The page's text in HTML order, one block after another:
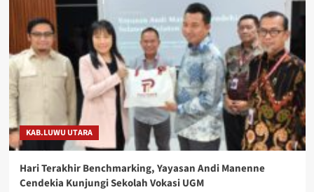
KAB.LUWU UTARA
Hari Terakhir Benchmarking, Yayasan Andi Manenne
Cendekia Kunjungi Sekolah Vokasi UGM